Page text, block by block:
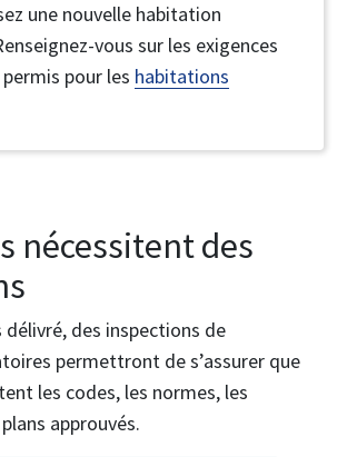
une nouvelle habitation
vous sur les exigences
pour les habitations
nécessitent des
des inspections de
permettront de s’assurer que
les codes, les normes, les
approuvés.